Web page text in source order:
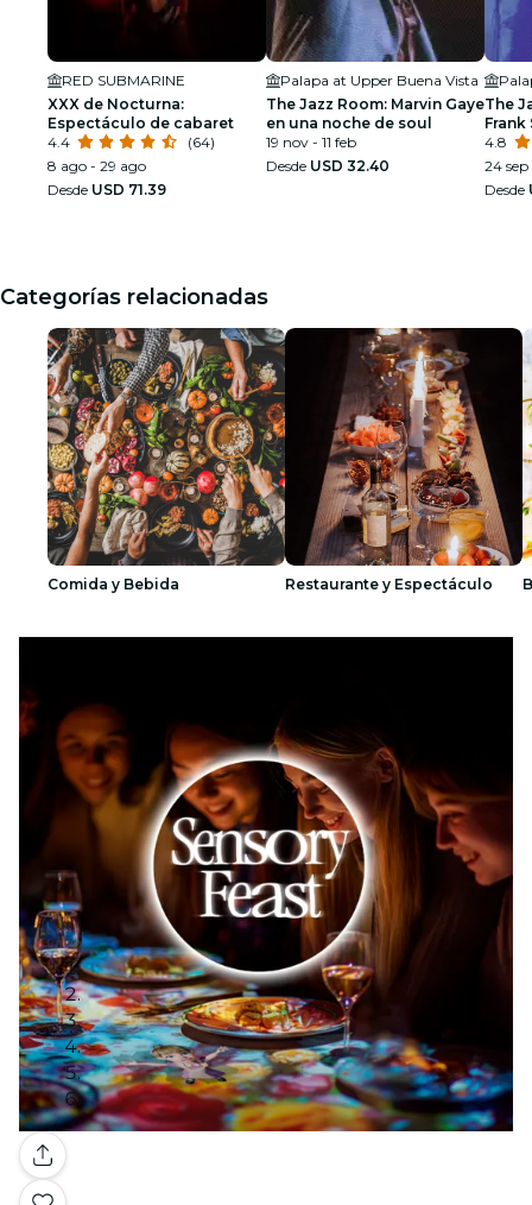
RED SUBMARINE
XXX de Nocturna:
Espectáculo de cabaret
4.4
(64)
8 ago - 29 ago
Desde USD 71.39
Palapa at Upper Buena Vista
The Jazz Room: Marvin Gaye
en una noche de soul
19 nov - 11 feb
Desde USD 32.40
The
Frank
4.8
24 sep
Desde
Categorías relacionadas
Comida y Bebida Restaurante y Espectáculo
Galería